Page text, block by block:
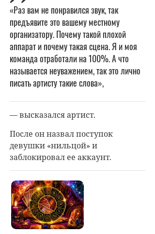
«Раз вам не понравился звук, так
предъявите это вашему местному
организатору. Почему такой плохой
аппарат и почему такая сцена. Я и моя
команда отработали на 100%. А что
называется неуважением, так это лично
писать артисту такие слова»,
— высказался артист.
После он назвал поступок
девушки «нильцой» и
заблокировал ее аккаунт.